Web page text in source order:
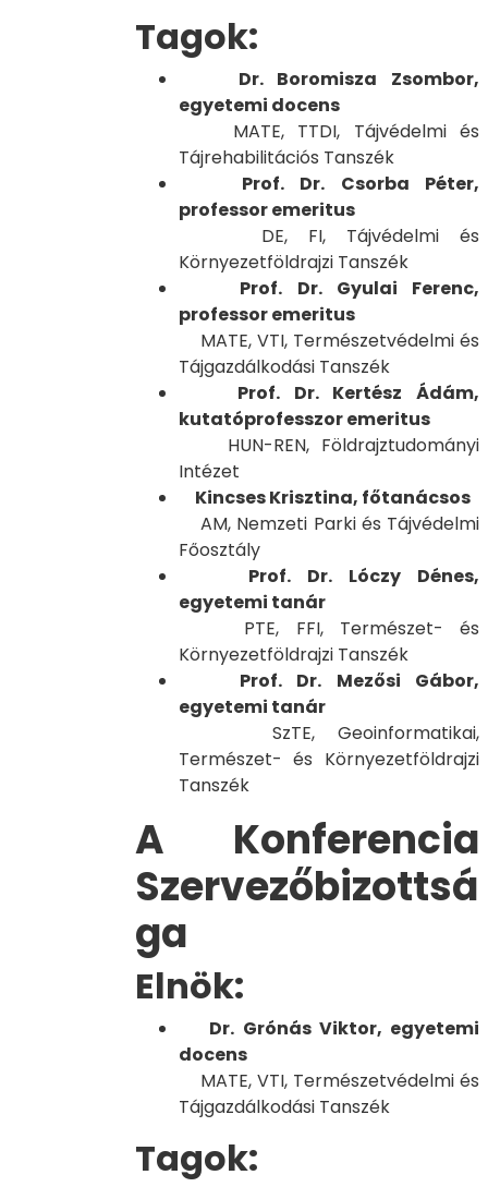
Tagok:
Dr. Boromisza Zsombor,
egyetemi docens
MATE, TTDI, Tájvédelmi és
Tájrehabilitációs Tanszék
Prof. Dr. Csorba Péter,
professor emeritus
DE, FI, Tájvédelmi és
Környezetföldrajzi Tanszék
Prof. Dr. Gyulai Ferenc,
professor emeritus
MATE, VTI, Természetvédelmi és
Tájgazdálkodási Tanszék
Prof. Dr. Kertész Ádám,
kutatóprofesszor emeritus
HUN-REN, Földrajztudományi
Intézet
Kincses Krisztina, főtanácsos
AM, Nemzeti Parki és Tájvédelmi
Főosztály
Prof. Dr. Lóczy Dénes,
egyetemi tanár
PTE, FFI, Természet- és
Környezetföldrajzi Tanszék
Prof. Dr. Mezősi Gábor,
egyetemi tanár
SzTE, Geoinformatikai,
Természet- és Környezetföldrajzi
Tanszék
A Konferencia
Szervezőbizottsá
ga
Elnök:
Dr. Grónás Viktor, egyetemi
docens
MATE, VTI, Természetvédelmi és
Tájgazdálkodási Tanszék
Tagok: